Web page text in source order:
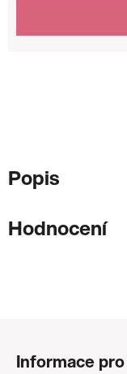
Popis
Hodnocení
Informace